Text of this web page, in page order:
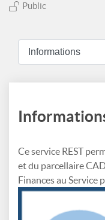
Public
Ce service REST
et du parcellaire
Finances au Service